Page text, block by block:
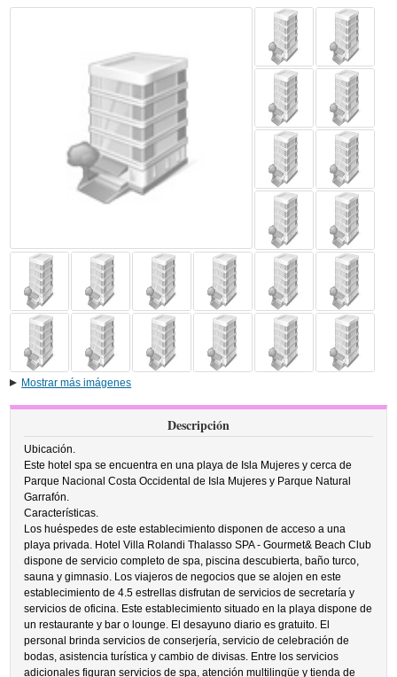
Mostrar más imágenes
Descripción
Ubicación.
Este hotel spa se encuentra en una playa de Isla Mujeres y cerca de
Parque Nacional Costa Occidental de Isla Mujeres y Parque Natural
Garrafón.
Características.
Los huéspedes de este establecimiento disponen de acceso a una
playa privada. Hotel Villa Rolandi Thalasso SPA - Gourmet& Beach Club
dispone de servicio completo de spa, piscina descubierta, baño turco,
sauna y gimnasio. Los viajeros de negocios que se alojen en este
establecimiento de 4.5 estrellas disfrutan de servicios de secretaría y
servicios de oficina. Este establecimiento situado en la playa dispone de
un restaurante y bar o lounge. El desayuno diario es gratuito. El
personal brinda servicios de conserjería, servicio de celebración de
bodas, asistencia turística y cambio de divisas. Entre los servicios
adicionales figuran servicios de spa, atención multilingüe y tienda de